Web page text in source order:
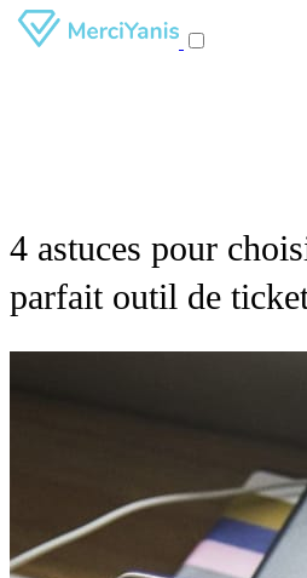
4 astuces pour
parfait outil de